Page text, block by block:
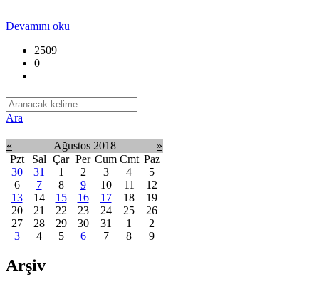
Devamını oku
2509
0
Ara
« Ağustos 2018
»
Pzt
Sal Çar Per Cum Cmt Paz
30
31 1 2 3 4
5
6
7 8 9 10 11
12
13
14 15 16 17 18
19
20
21 22 23 24 25
26
27
28 29 30 31 1
2
3
4 5 6 7 8 9
Arşiv